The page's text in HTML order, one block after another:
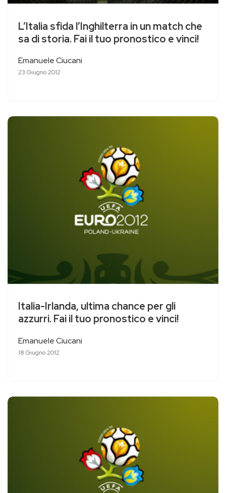
L’Italia sfida l’Inghilterra in un match che
sa di storia. Fai il tuo pronostico e vinci!
Emanuele Ciucani
23 Giugno 2012
Italia-Irlanda, ultima chance per gli
azzurri. Fai il tuo pronostico e vinci!
Emanuele Ciucani
18 Giugno 2012